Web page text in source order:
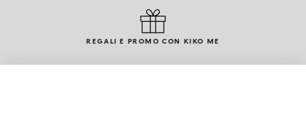
REGALI E PROMO CON KIKO ME